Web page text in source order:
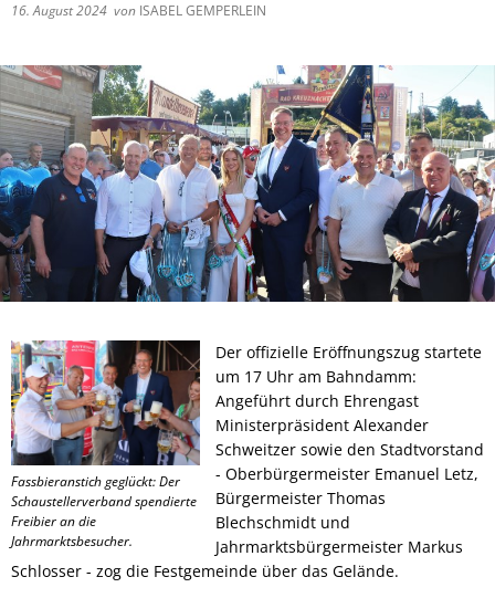
16. August 2024 von ISABEL GEMPERLEIN
Fassbieranstich geglückt: Der
Schaustellerverband spendierte
Freibier an die
Jahrmarktsbesucher.
Der offizielle Eröffnungszug startete
um 17 Uhr am Bahndamm:
Angeführt durch Ehrengast
Ministerpräsident Alexander
Schweitzer sowie den Stadtvorstand
- Oberbürgermeister Emanuel Letz,
Bürgermeister Thomas
Blechschmidt und
Jahrmarktsbürgermeister Markus
Schlosser - zog die Festgemeinde über das Gelände.